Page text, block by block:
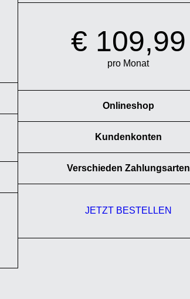
€ 109,99
pro Monat
Onlineshop
Kundenkonten
Verschieden Zahlungsarten
JETZT BESTELLEN